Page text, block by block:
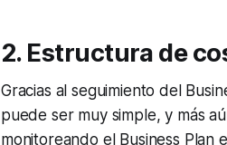
2. Estructura de
Gracias al seguimiento del
puede ser muy simple, y más
monitoreando el Business Plan